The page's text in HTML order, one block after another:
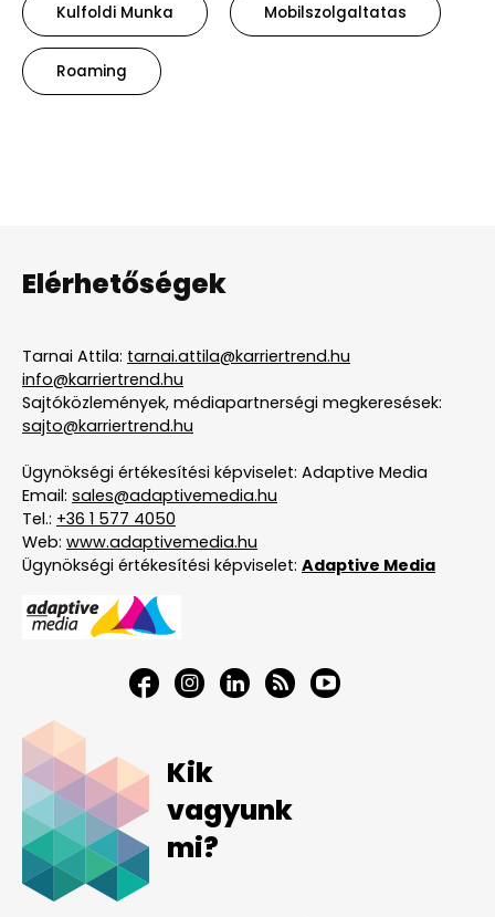
Kulfoldi Munka Mobilszolgaltatas
Roaming
Elérhetőségek
Tarnai Attila: tarnai.attila@karriertrend.hu
info@karriertrend.hu
Sajtóközlemények, médiapartnerségi megkeresések:
sajto@karriertrend.hu
Ügynökségi értékesítési képviselet: Adaptive Media
Email: sales@adaptivemedia.hu
Tel.: +36 1 577 4050
Web: www.adaptivemedia.hu
Ügynökségi értékesítési képviselet: Adaptive Media
Kik
vagyunk
mi?